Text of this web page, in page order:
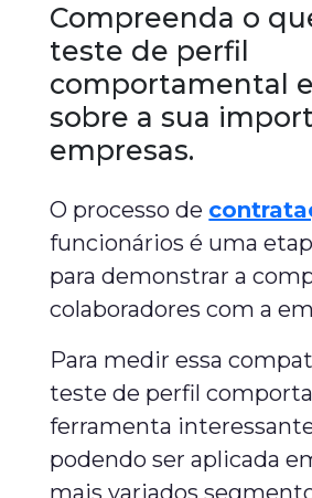
Compreenda o
teste de perfil
comportamental
sobre a sua
empresas.
O processo de
funcionários é uma
para demonstrar a
colaboradores com a
Para medir essa
teste de perfil
ferramenta
podendo ser aplicada
mais variados